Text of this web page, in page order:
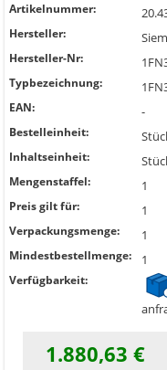
Artikelnummer:
Hersteller:
Hersteller-Nr:
Typbezeichnung:
EAN: -
Bestelleinheit:
Inhaltseinheit:
Mengenstaffel: 1
Preis gilt für: 1
Verpackungsmenge: 1
Mindestbestellmenge: 1
Verfügbarkeit:
1.880,63 €